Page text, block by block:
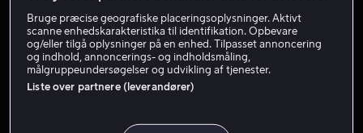
Bruge præcise geografiske placeringsoplysninger. Aktivt
scanne enhedskarakteristika til identifikation. Opbevare
og/eller tilgå oplysninger på en enhed. Tilpasset annoncering
og indhold, annoncerings- og indholdsmåling,
målgruppeundersøgelser og udvikling af tjenester.
Liste over partnere (leverandører)